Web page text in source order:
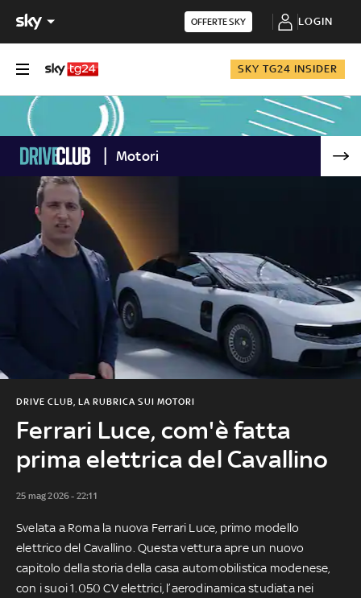
OFFERTE SKY LOGIN
SKY TG24 INSIDER
Motori
Ferrari Luce, com'è fatta
prima elettrica del Cavallino
DRIVE CLUB, LA RUBRICA SUI MOTORI
25 mag 2026 - 22:11
Svelata a Roma la nuova Ferrari Luce, primo modello
elettrico del Cavallino. Questa vettura apre un nuovo
capitolo della storia della casa automobilistica modenese,
con i suoi 1.050 CV elettrici, l’aerodinamica studiata nei